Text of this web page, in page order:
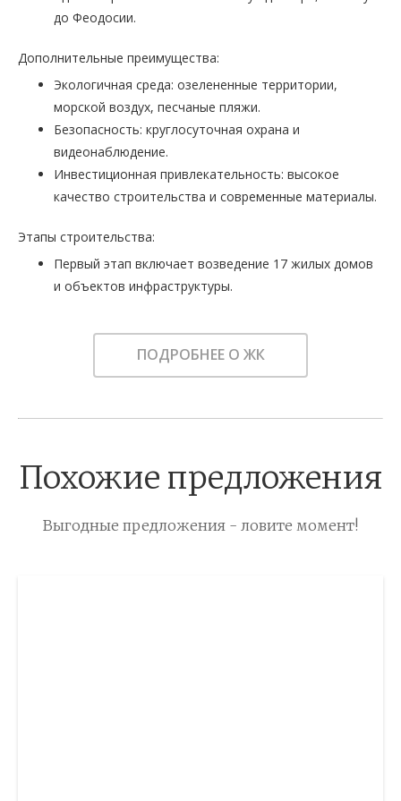
до Феодосии.
Дополнительные преимущества:
Экологичная среда: озелененные территории,
морской воздух, песчаные пляжи.
Безопасность: круглосуточная охрана и
видеонаблюдение.
Инвестиционная привлекательность: высокое
качество строительства и современные материалы.
Этапы строительства:
Первый этап включает возведение 17 жилых домов
и объектов инфраструктуры.
ПОДРОБНЕЕ О ЖК
Похожие предложения
Выгодные предложения - ловите момент!